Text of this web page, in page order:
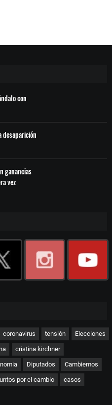
con
desaparición
ganancias
vez
coronavirus tensión Elecciones
cristina kirchner
Diputados Cambiemos
por el cambio casos